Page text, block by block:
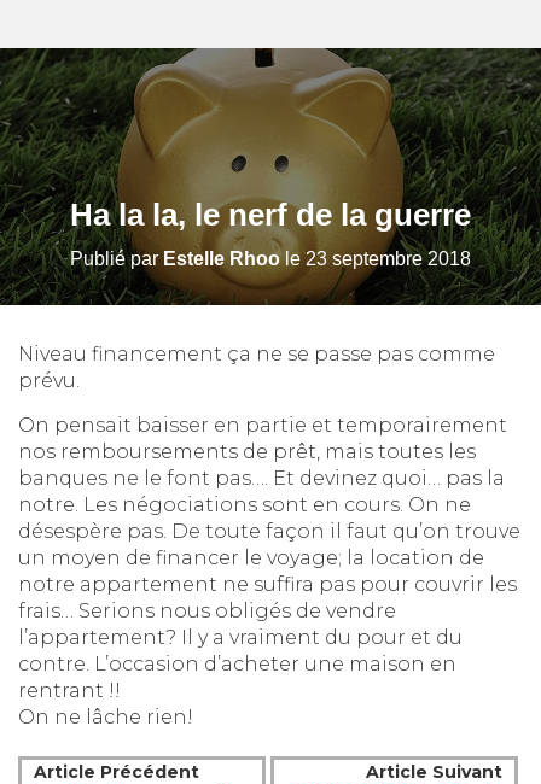
Ha la la, le nerf de la guerre
Publié par Estelle Rhoole23 septembre 2018
Niveau financement ça ne se passe pas comme
prévu.
On pensait baisser en partie et temporairement
nos remboursements de prêt, mais toutes les
banques ne le font pas…. Et devinez quoi… pas la
notre. Les négociations sont en cours. On ne
désespère pas. De toute façon il faut qu’on trouve
un moyen de financer le voyage; la location de
notre appartement ne suffira pas pour couvrir les
frais… Serions nous obligés de vendre
l’appartement? Il y a vraiment du pour et du
contre. L’occasion d’acheter une maison en
rentrant !!
On ne lâche rien!
Article Précédent
Article Suivant